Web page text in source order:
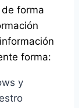
forma
forma:
y